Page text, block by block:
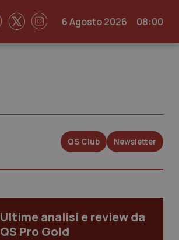
6 Agosto 2026 08:00
QS Club Newsletter
Ultime analisi e review da
QS Pro Gold